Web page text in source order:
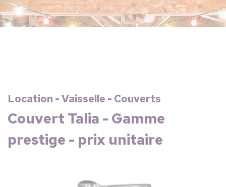
Location - Vaisselle - Couverts
Couvert Talia - Gamme
prestige - prix unitaire